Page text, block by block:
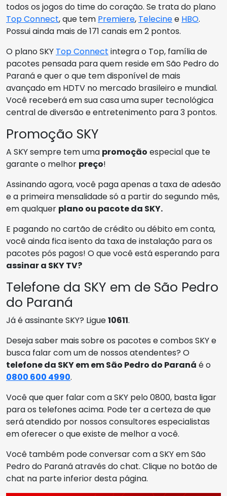
todos os jogos do time do coração. Se trata do plano
Top Connect, que tem Premiere, Telecinee HBO.
Possui ainda mais de 171 canais em 2 pontos.
O plano SKY Top Connect integra o Top, família de
pacotes pensada para quem reside em São Pedro do
Paraná e quer o que tem disponível de mais
avançado em HDTV no mercado brasileiro e mundial.
Você receberá em sua casa uma super tecnológica
central de diversão e entretenimento para 3 pontos.
Promoção SKY
A SKY sempre tem uma promoção especial que te
garante o melhor preço!
Assinando agora, você paga apenas a taxa de adesão
e a primeira mensalidade só a partir do segundo mês,
em qualquer plano ou pacote da SKY.
E pagando no cartão de crédito ou débito em conta,
você ainda fica isento da taxa de instalação para os
pacotes pós pagos! O que você está esperando para
assinar a SKY TV?
Telefone da SKY em de São Pedro
do Paraná
Já é assinante SKY? Ligue10611.
Deseja saber mais sobre os pacotes e combos SKY e
busca falar com um de nossos atendentes? O
telefone da SKY em em São Pedro do Paraná é o
0800 600 4990.
Você que quer falar com a SKY pelo 0800, basta ligar
para os telefones acima. Pode ter a certeza de que
será atendido por nossos consultores especialistas
em oferecer o que existe de melhor a você.
Você também pode conversar com a SKY em São
Pedro do Paraná através do chat. Clique no botão de
chat na parte inferior desta página.